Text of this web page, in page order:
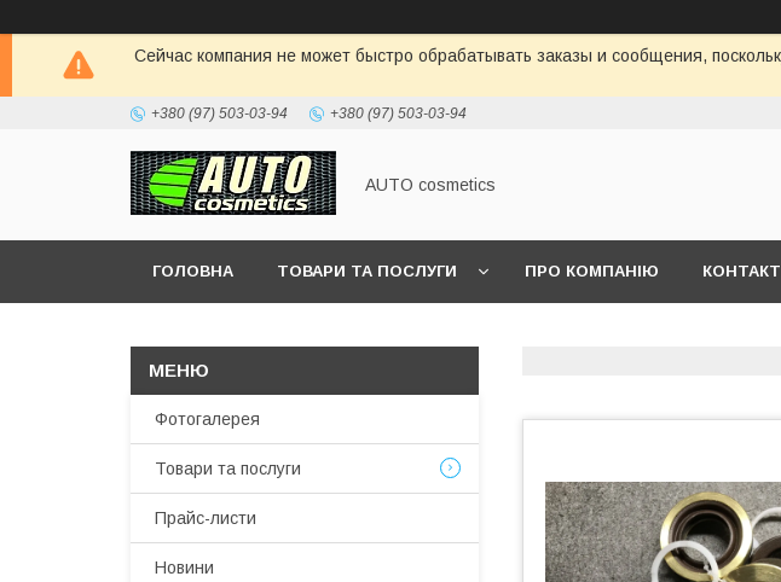
Сейчас компания не может быстро обрабатывать заказы и сообщения,
+380 (97) 503-03-94 +380 (97) 503-03-94
AUTO cosmetics
ГОЛОВНА ТОВАРИ ТА ПОСЛУГИ ПРО КОМПАНІЮ
Фотогалерея
Товари та послуги
Прайс-листи
Новини